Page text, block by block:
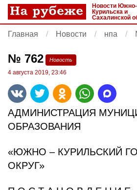
Новости Южно-
Курильска и
Сахалинской
Главная Новости нпа
№ 762 Новость
4 августа 2019, 23:46
АДМИНИСТРАЦИЯ
ОБРАЗОВАНИЯ
«ЮЖНО – КУРИЛЬСКИЙ
ОКРУГ»